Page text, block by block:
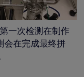
第一次检测在制作
会在完成最终拼